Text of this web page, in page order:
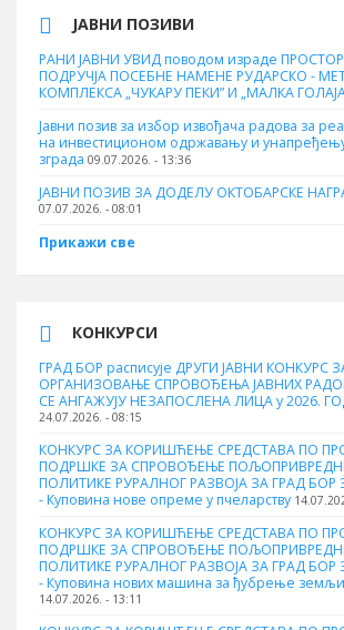
ЈАВНИ ПОЗИВИ
РАНИ ЈАВНИ УВИД поводом израде
ПОДРУЧЈА ПОСЕБНЕ НАМЕНЕ РУДАРСКО -
КОМПЛЕКСА „ЧУКАРУ ПЕКИ” И „МАЛКА
Јавни позив за избор извођача радова за
на инвестиционом одржавању и унапређењу
зграда 09.07.2026. - 13:36
ЈАВНИ ПОЗИВ ЗА ДОДЕЛУ ОКТOБАРСКЕ
07.07.2026. - 08:01
Прикажи све
КОНКУРСИ
ГРАД БОР расписује ДРУГИ ЈАВНИ КОНКУРС
ОРГАНИЗОВАЊЕ СПРОВОЂЕЊА ЈАВНИХ
СЕ АНГАЖУЈУ НЕЗАПОСЛЕНА ЛИЦА у 2026.
24.07.2026. - 08:15
КОНКУРС ЗА КОРИШЋЕЊЕ СРЕДСТАВА ПО
ПОДРШКЕ ЗА СПРОВОЂЕЊЕ
ПОЛИТИКЕ РУРАЛНОГ РАЗВОЈА ЗА ГРАД БОР
- Куповина нове опреме у пчеларству
КОНКУРС ЗА КОРИШЋЕЊЕ СРЕДСТАВА ПО
ПОДРШКЕ ЗА СПРОВОЂЕЊЕ
ПОЛИТИКЕ РУРАЛНОГ РАЗВОЈА ЗА ГРАД БОР
- Куповина нових машина за ђубрење
14.07.2026. - 13:11